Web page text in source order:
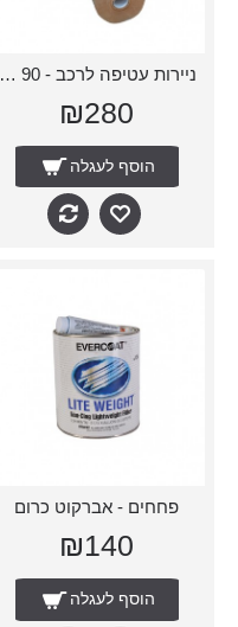
ניירות עטיפה לרכב - 90 ס״מ
₪280
הוסף לעגלה
פחחים - אברקוט כרום
₪140
הוסף לעגלה